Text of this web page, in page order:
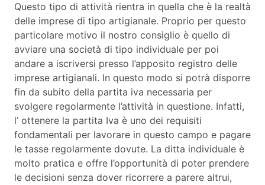
Questo tipo di attività rientra in quella che è la realtà
delle imprese di tipo artigianale. Proprio per questo
particolare motivo il nostro consiglio è quello di
avviare una società di tipo individuale per poi
andare a iscriversi presso l’apposito registro delle
imprese artigianali. In questo modo si potrà disporre
fin da subito della partita iva necessaria per
svolgere regolarmente l’attività in questione. Infatti,
l’ ottenere la partita Iva è uno dei requisiti
fondamentali per lavorare in questo campo e pagare
le tasse regolarmente dovute. La ditta individuale è
molto pratica e offre l’opportunità di poter prendere
le decisioni senza dover ricorrere a parere altrui,